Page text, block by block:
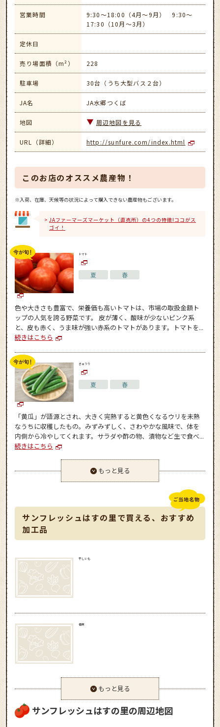
営業時間
9:30～18:00（4月～9月） 9:30～
17:30（10月～3月）
定休日
売り場面積（m²） 228
駐車場 30台（うち大型バス２台）
JA名 JA水郷つくば
地図 周辺地図を見る
URL（詳細） http://sunfure.com/index.html
このお店のオススメ農産物！
※入荷、在庫、天候等の状況によって購入できない農産物もございます。
JAファーマーズマーケット（直売所）の4つの特徴!ココがス
ゴイ！
トマト
夏 春
色や大きさも豊富で、栄養価も高いトマトは、市場の取扱金額ト
ップの人気を誇る野菜です。 皮が薄く、酸味が少ないピンク系
と、皮も赤く、うま味が強い赤系のトマトがあります。トマトを...
続きはこちら
きゅうり
夏 春
「黄瓜」が語源とされ、大きく完熟すると黄色くなるウリを未熟
なうちに収穫したもの。みずみずしく、さわやかな風味で、体を
内側から冷やしてくれます。サラダや酢の物、漬物など生で食べ...
続きはこちら
もっと見る
サンフレッシュはすの里で買える、おすすめ
加工品
干しいも
佃煮
もっと見る
サンフレッシュはすの里の周辺地図